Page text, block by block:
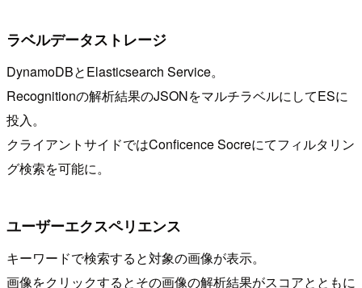
ラベルデータストレージ
DynamoDBとElasticsearch Service。
Recognitionの解析結果のJSONをマルチラベルにしてESに
投入。
クライアントサイドではConficence Socreにてフィルタリン
グ検索を可能に。
ユーザーエクスペリエンス
キーワードで検索すると対象の画像が表示。
画像をクリックするとその画像の解析結果がスコアとともに